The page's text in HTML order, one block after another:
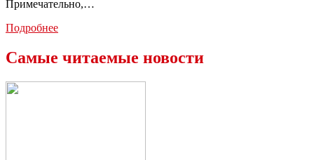
Примечательно,…
ПодробнееВ
«Музее
Самые читаемые новости